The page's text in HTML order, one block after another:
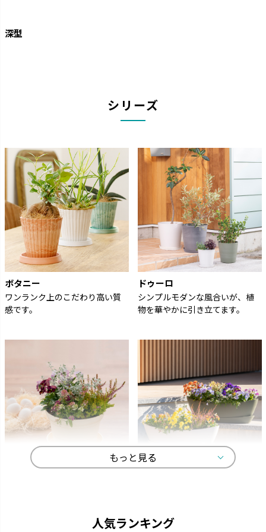
深型
シリーズ
ボタニー
ワンランク上のこだわり高い質
感です。
ドゥーロ
シンプルモダンな風合いが、植
物を華やかに引き立てます。
もっと見る
人気ランキング